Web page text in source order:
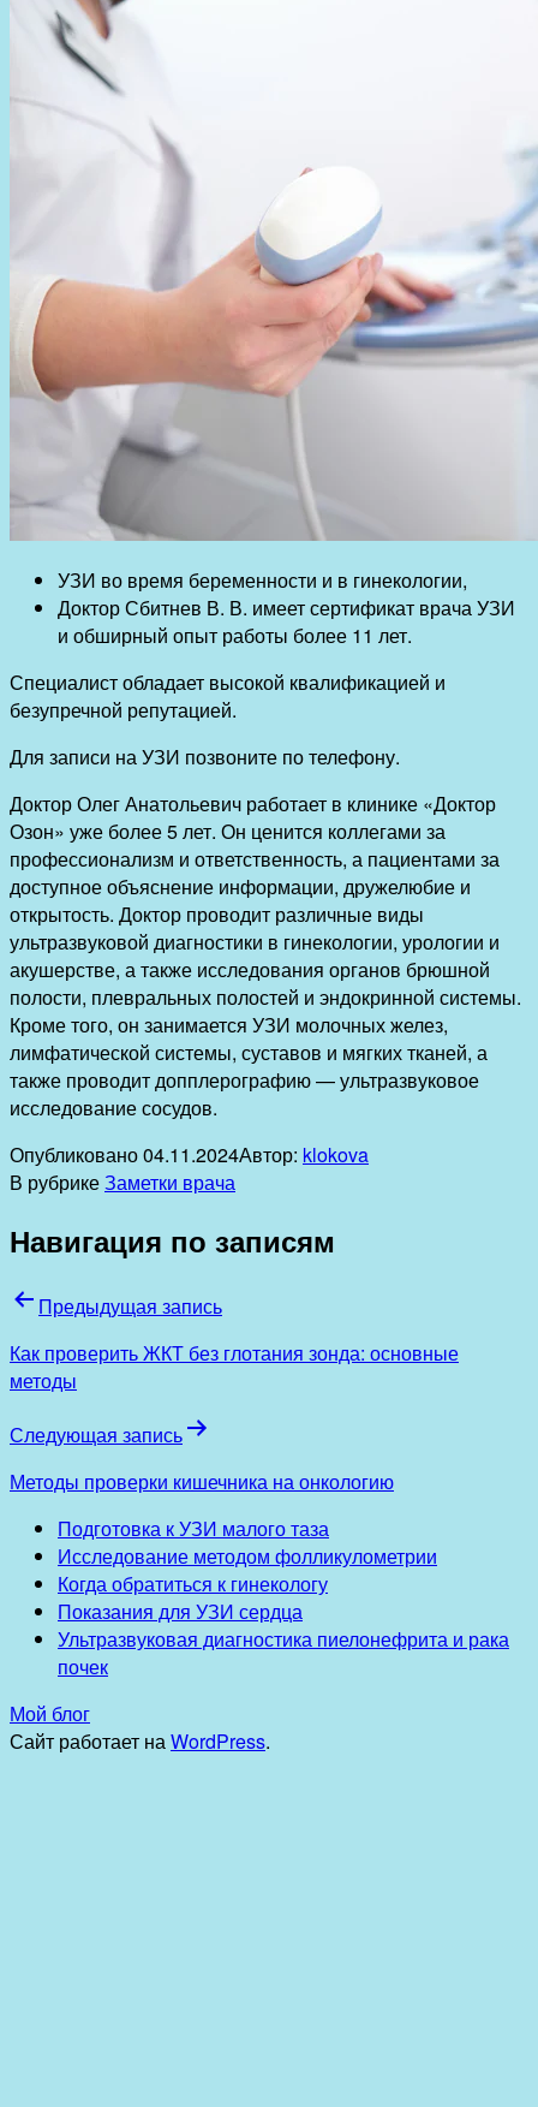
УЗИ во время беременности и в гинекологии,
Доктор Сбитнев В. В. имеет сертификат врача УЗИ
и обширный опыт работы более 11 лет.
Специалист обладает высокой квалификацией и
безупречной репутацией.
Для записи на УЗИ позвоните по телефону.
Доктор Олег Анатольевич работает в клинике «Доктор
Озон» уже более 5 лет. Он ценится коллегами за
профессионализм и ответственность, а пациентами за
доступное объяснение информации, дружелюбие и
открытость. Доктор проводит различные виды
ультразвуковой диагностики в гинекологии, урологии и
акушерстве, а также исследования органов брюшной
полости, плевральных полостей и эндокринной системы.
Кроме того, он занимается УЗИ молочных желез,
лимфатической системы, суставов и мягких тканей, а
также проводит допплерографию — ультразвуковое
исследование сосудов.
Опубликовано04.11.2024Автор: klokova
В рубрикеЗаметки врача
Навигация по записям
Предыдущая запись
Как проверить ЖКТ без глотания зонда: основные
методы
Следующая запись
Методы проверки кишечника на онкологию
Подготовка к УЗИ малого таза
Исследование методом фолликулометрии
Когда обратиться к гинекологу
Показания для УЗИ сердца
Ультразвуковая диагностика пиелонефрита и рака
почек
Мой блог
Сайт работает наWordPress.